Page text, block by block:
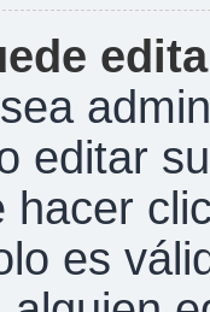
editar
hacer
es